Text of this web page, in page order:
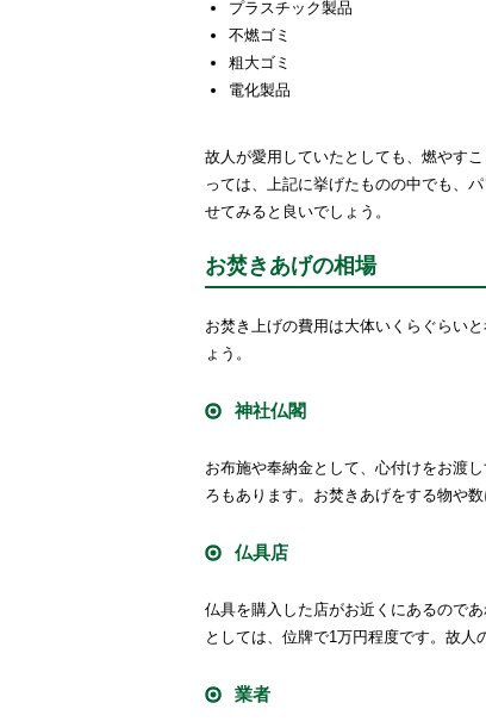
プラスチック製品
不燃ゴミ
粗大ゴミ
電化製品
故人が愛用していたとしても、燃やす
っては、上記に挙げたものの中でも、
せてみると良いでしょう。
お焚きあげの相場
お焚き上げの費用は大体いくらぐらい
ょう。
神社仏閣
お布施や奉納金として、心付けをお渡
ろもあります。お焚きあげをする物や
仏具店
仏具を購入した店がお近くにあるので
としては、位牌で1万円程度です。故人
業者